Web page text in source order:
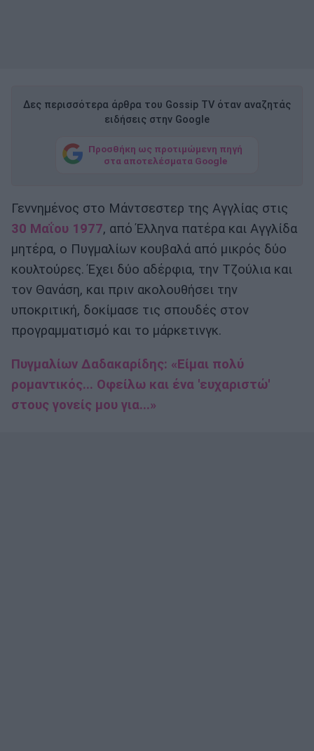
Δες περισσότερα άρθρα του Gossip TV όταν αναζητάς
ειδήσεις στην Google
Προσθήκη ως προτιμώμενη πηγή
στα αποτελέσματα Google
Γεννημένος στο Μάντσεστερ της Αγγλίας στις
30 Μαΐου 1977, από Έλληνα πατέρα και Αγγλίδα
μητέρα, ο Πυγμαλίων κουβαλά από μικρός δύο
κουλτούρες. Έχει δύο αδέρφια, την Τζούλια και
τον Θανάση, και πριν ακολουθήσει την
υποκριτική, δοκίμασε τις σπουδές στον
προγραμματισμό και το μάρκετινγκ.
Πυγμαλίων Δαδακαρίδης: «Είμαι πολύ
ρομαντικός... Οφείλω και ένα 'ευχαριστώ'
στους γονείς μου για...»